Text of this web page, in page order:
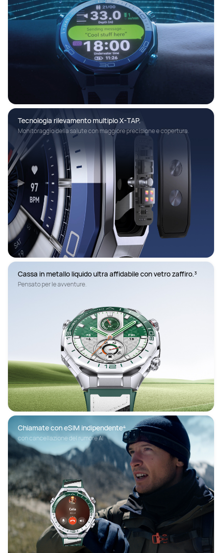
Monitoraggio della salute con maggiore precisione e copertura.
Cassa in metallo liquido ultra affidabile con vetro zaffiro.³
Pensato per le avventure.
Chiamate con eSIM indipendente⁴
con cancellazione del rumore AI